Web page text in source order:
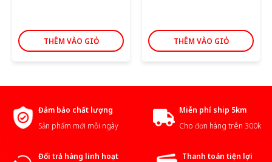
THÊM VÀO GIỎ THÊM VÀO GIỎ
Đảm bảo chất lượng
Sản phẩm mới mỗi ngày
Miễn phí ship 5km
Cho đơn hàng trên 300k
Đổi trả hàng linh hoạt
Thanh toán tiện lợi